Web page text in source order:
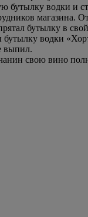
бутылку водки и
магазина.
бутылку в
водки
выпил.
свою вино